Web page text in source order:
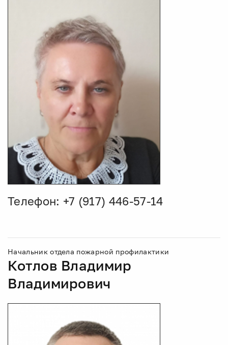
Телефон: +7 (917) 446-57-14
Начальник отдела пожарной профилактики
Котлов Владимир
Владимирович